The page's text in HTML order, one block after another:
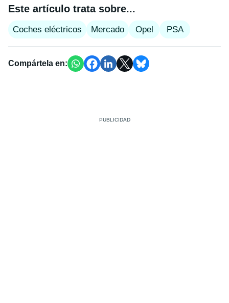
Este artículo trata sobre...
Coches eléctricos Mercado Opel PSA
Compártela en: